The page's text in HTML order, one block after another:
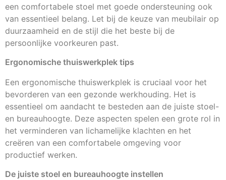
een comfortabele stoel met goede ondersteuning ook
van essentieel belang. Let bij de keuze van meubilair op
duurzaamheid en de stijl die het beste bij de
persoonlijke voorkeuren past.
Ergonomische thuiswerkplek tips
Een ergonomische thuiswerkplek is cruciaal voor het
bevorderen van een gezonde werkhouding. Het is
essentieel om aandacht te besteden aan de juiste stoel-
en bureauhoogte. Deze aspecten spelen een grote rol in
het verminderen van lichamelijke klachten en het
creëren van een comfortabele omgeving voor
productief werken.
De juiste stoel en bureauhoogte instellen